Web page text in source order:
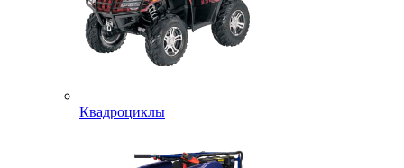
Квадроциклы